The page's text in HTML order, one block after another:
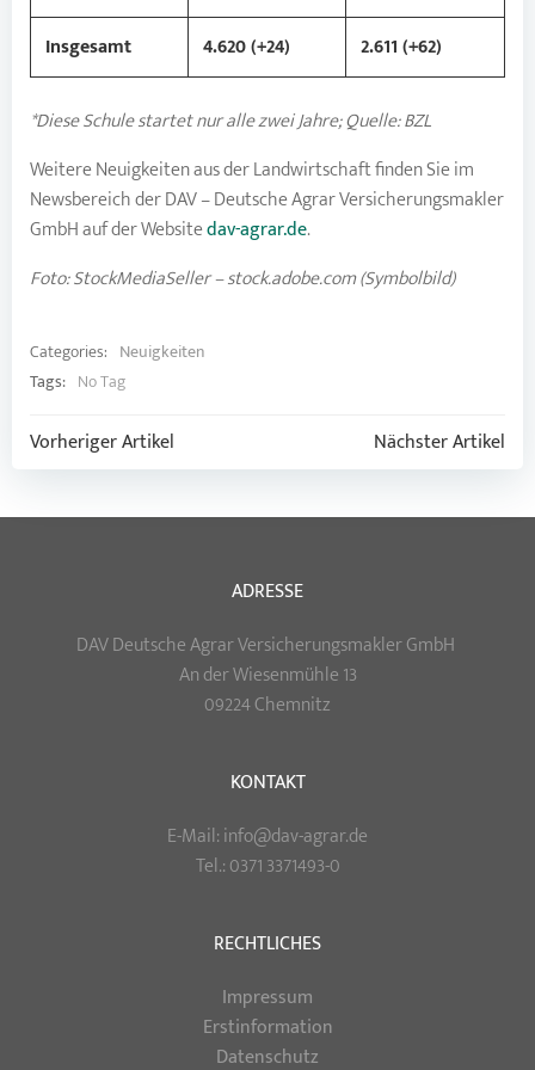
Insgesamt
4.620 (+24) 2.611 (+62)
*Diese Schule startet nur alle zwei Jahre; Quelle: BZL
Weitere Neuigkeiten aus der Landwirtschaft finden Sie im
Newsbereich der DAV – Deutsche Agrar Versicherungsmakler
GmbH auf der Websitedav-agrar.de.
Foto: StockMediaSeller – stock.adobe.com (Symbolbild)
Categories: Neuigkeiten
Tags: No Tag
Post
navigation
Vorheriger Artikel Post
navigation
Nächster Artikel
ADRESSE
DAV Deutsche Agrar Versicherungsmakler GmbH
An der Wiesenmühle 13
09224 Chemnitz
KONTAKT
E-Mail: info@dav-agrar.de
Tel.: 0371 3371493-0
RECHTLICHES
Impressum
Erstinformation
Datenschutz